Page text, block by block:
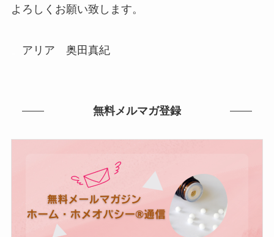
よろしくお願い致します。
アリア 奥田真紀
無料メルマガ登録